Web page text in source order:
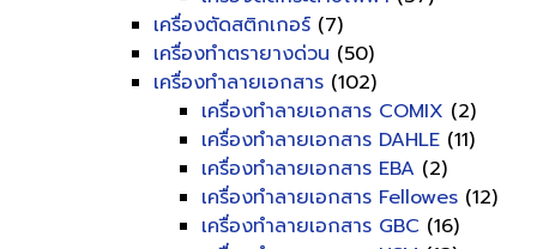
เครื่องตัดสติกเกอร์ (7)
เครื่องทำตรายางด่วน (50)
เครื่องทำลายเอกสาร (102)
เครื่องทำลายเอกสาร COMIX (2)
เครื่องทำลายเอกสาร DAHLE (11)
เครื่องทำลายเอกสาร EBA (2)
เครื่องทำลายเอกสาร Fellowes (12)
เครื่องทำลายเอกสาร GBC (16)